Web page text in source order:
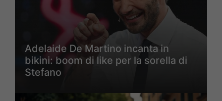
Adelaide De Martino incanta in
bikini: boom di like per la sorella di
Stefano